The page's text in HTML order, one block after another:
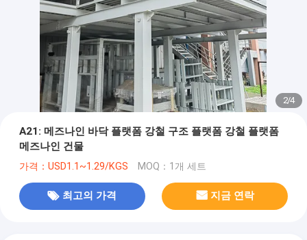
2/4
A21: 메즈나인 바닥 플랫폼 강철 구조 플랫폼 강철 플랫폼
메즈나인 건물
가격：USD1.1~1.29/KGS MOQ：1개 세트
최고의 가격 지금 연락